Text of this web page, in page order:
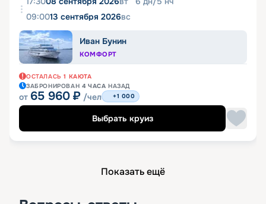
09:0013 сентября 2026вс
Иван Бунин
КОМФОРТ
ОСТАЛАСЬ 1 КАЮТА
ЗАБРОНИРОВАН 4 ЧАСА НАЗАД
от 65 960 ₽ /чел +1 000
Выбрать круиз
Показать ещё